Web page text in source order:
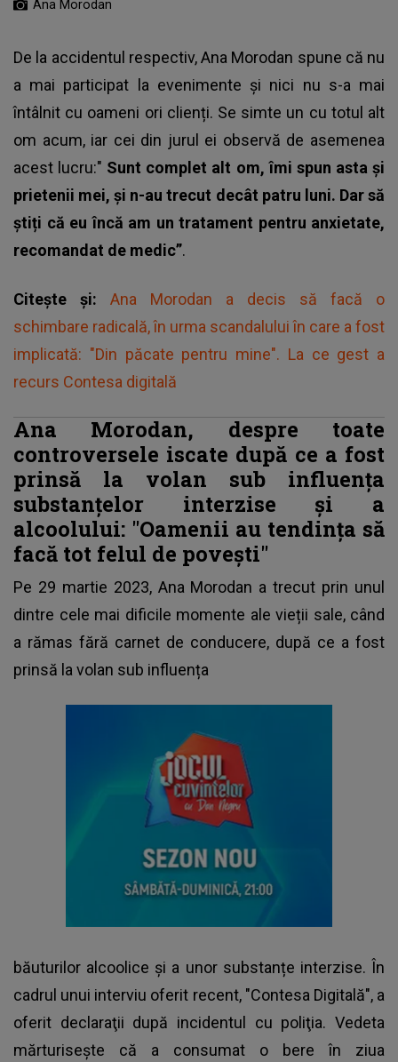
Ana Morodan
De la accidentul respectiv,Ana Morodan spune că nu
a mai participat la evenimente și nici nu s-a mai
întâlnit cu oameni ori clienți. Se simte un cu totul alt
om acum, iar cei din jurul ei observă de asemenea
acest lucru:" Sunt complet alt om, îmi spun asta și
prietenii mei, și n-au trecut decât patru luni. Dar să
știți că eu încă am un tratament pentru anxietate,
recomandat de medic”.
Citește și: Ana Morodan a decis să facă o
schimbare radicală, în urma scandalului în care a fost
implicată: "Din păcate pentru mine". La ce gest a
recurs Contesa digitală
Ana Morodan, despre toate
controversele iscate după ce a fost
prinsă la volan sub influența
substanțelor interzise și a
alcoolului: "Oamenii au tendința să
facă tot felul de povești"
Pe 29 martie 2023, Ana Morodan a trecut prin unul
dintre cele mai dificile momente ale vieții sale, când
a rămas fără carnet de conducere, după ce a fost
prinsă la volan sub influența
băuturilor alcoolice și a unor substanțe interzise. În
cadrul unui interviu oferit recent, "Contesa Digitală", a
oferit declaraţii după incidentul cu poliţia. Vedeta
mărturiseşte că a consumat o bere în ziua